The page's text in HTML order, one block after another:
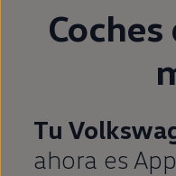
Coches
Tu
ahora es